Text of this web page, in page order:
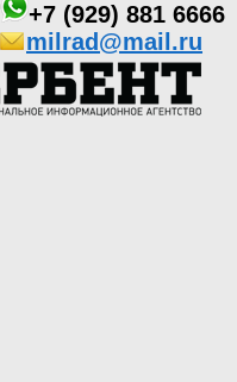
+7 (929) 881 6666
milrad@mail.ru